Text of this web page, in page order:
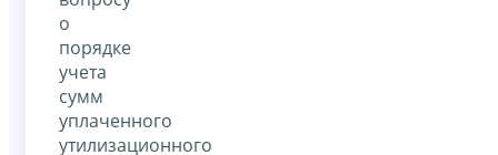
о
порядке
учета
сумм
уплаченного
утилизационного